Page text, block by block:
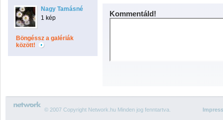
Nagy Tamásné
1 kép
Böngéssz a galériák
között!
Kommentáld!
© 2007 Copyright Network.hu Minden jog fenntartva.